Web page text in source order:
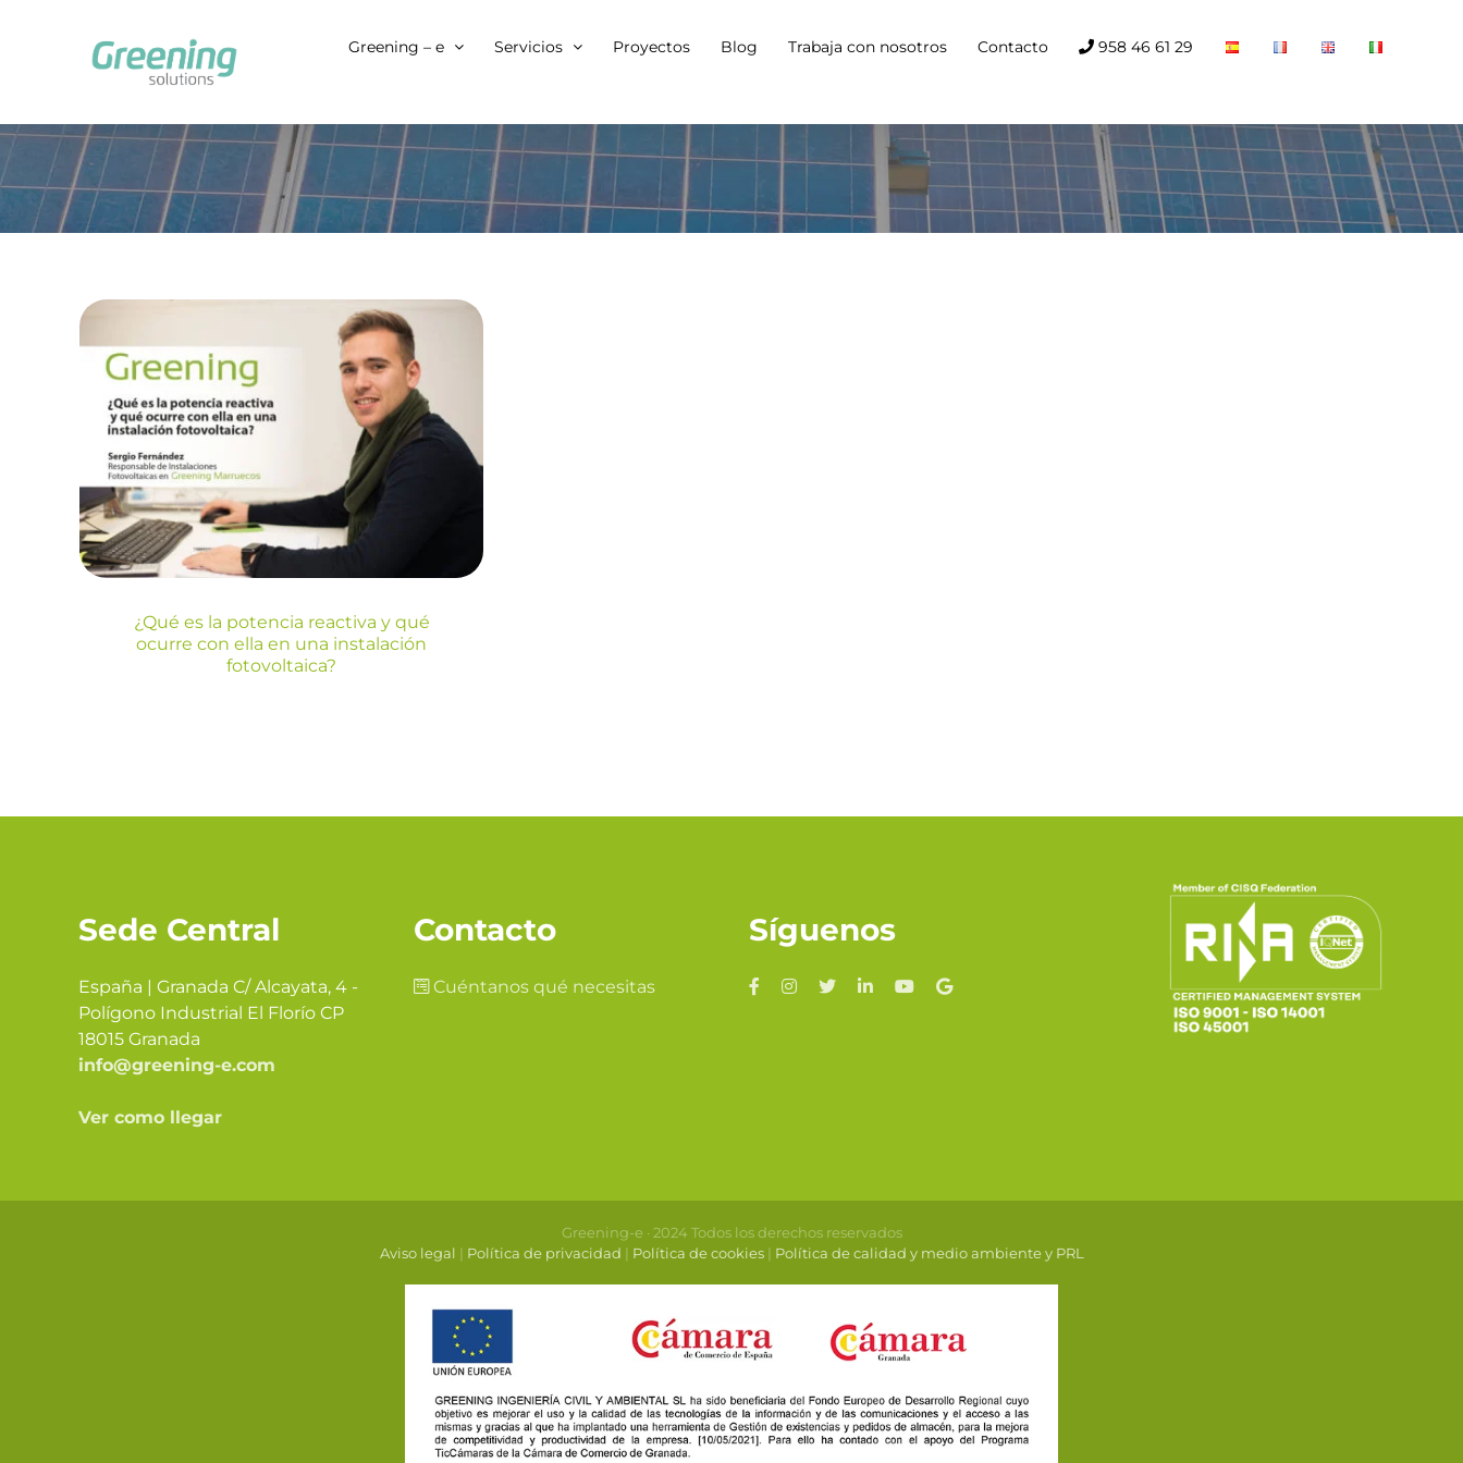
Greening – e Servicios Proyectos Blog Trabaja con nosotros Contacto 958 46 61 29
¿Qué es la potencia
reactiva y qué ocurre
con ella en una
instalación
fotovoltaica?
Blog
¿Qué es la potencia reactiva y qué
ocurre con ella en una instalación
fotovoltaica?
Sede Central
España | Granada C/ Alcayata, 4 -
Polígono Industrial El Florío CP
18015 Granada
info@greening-e.com
Ver como llegar
Contacto
Cuéntanos qué necesitas
Síguenos
Greening-e · 2024 Todos los derechos reservados
Aviso legal | Política de privacidad | Política de cookies| Política de calidad y medio ambiente y PRL